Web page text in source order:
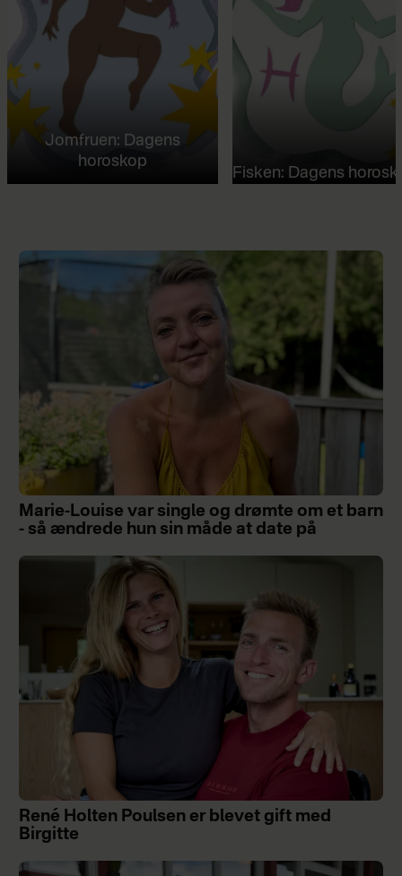
Jomfruen: Dagens
horoskop
Fisken: Dagens
Marie-Louise var single og drømte om et barn
- så ændrede hun sin måde at date på
René Holten Poulsen er blevet gift med
Birgitte